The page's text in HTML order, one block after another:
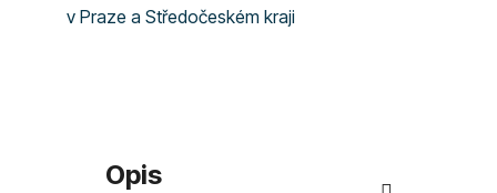
v Praze a Středočeském kraji
Opis